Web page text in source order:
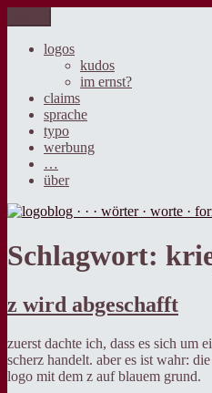
Inhalt
springen
logoblog · · · wörter · worte ·
der blog über sprache, design und
logos
kudos
im ernst?
claims
sprache
typo
werbung
…
über
Schlagwort:
z wird abgeschafft
zuerst dachte ich, dass es sich um
scherz handelt. aber es ist wahr:
logo mit dem z auf blauem grund.